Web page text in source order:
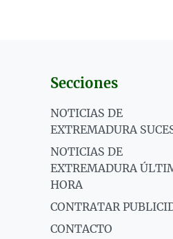
Secciones
NOTICIAS DE
EXTREMADURA
NOTICIAS DE
EXTREMADURA
HORA
CONTRATAR
CONTACTO